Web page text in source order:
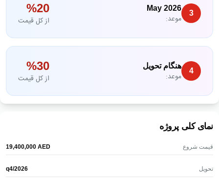
‎3‎
May 2026
موعد:
‎20‎
%
از کل قیمت
‎4‎
هنگام تحویل
موعد:
‎30‎
%
از کل قیمت
نمای کلی پروژه
قیمت شروع ‎19,400,000‎ AED
تحویل q4/2026